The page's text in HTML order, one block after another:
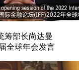
筹部长尚达曼
全球年会发言